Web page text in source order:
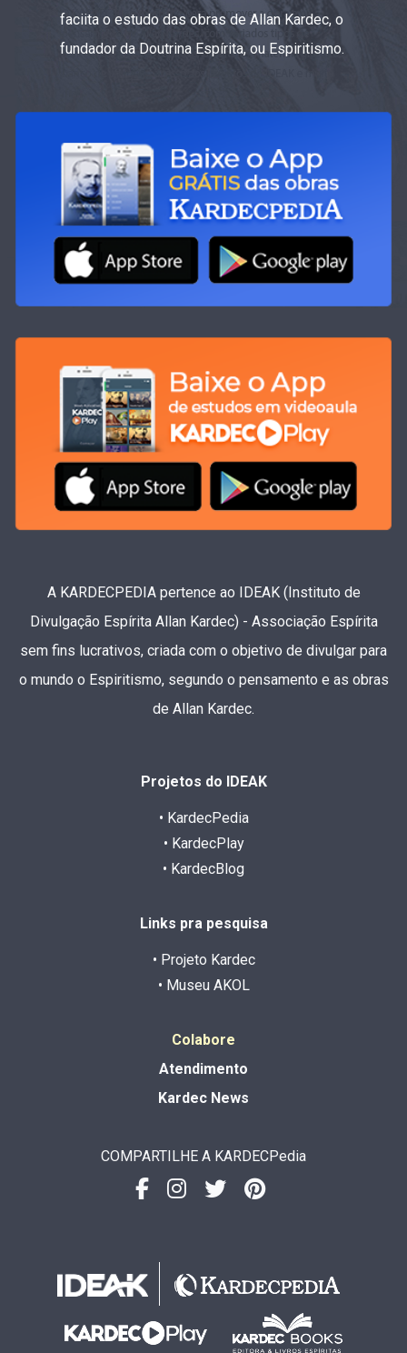
faciita o estudo das obras de Allan Kardec, o
fundador da Doutrina Espírita, ou Espiritismo.
A KARDECPEDIA pertence ao IDEAK (Instituto de
Divulgação Espírita Allan Kardec) - Associação Espírita
sem fins lucrativos, criada com o objetivo de divulgar para
o mundo o Espiritismo, segundo o pensamento e as obras
de Allan Kardec.
Projetos do IDEAK
• KardecPedia
• KardecPlay
• KardecBlog
Links pra pesquisa
• Projeto Kardec
• Museu AKOL
Colabore
Atendimento
Kardec News
COMPARTILHE A KARDECPedia